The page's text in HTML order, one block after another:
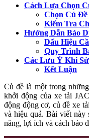
Cách Lựa Chọn
Chọn Củ
Kiểm Tra
Hướng Dẫn Bảo
Dấu Hiệu
Quy Trình
Các Lưu Ý Khi
Kết Luận
Củ đề là một trong
khởi động của xe tải
động động cơ, củ đề xe
và hiệu quả. Bài viết này
năng, lợi ích và cách bảo